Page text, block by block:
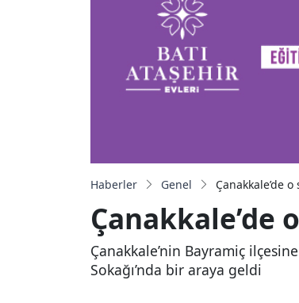
Haberler Genel Çanakkale’de
Çanakkale’de
Çanakkale’nin Bayramiç
Sokağı’nda bir araya geldi